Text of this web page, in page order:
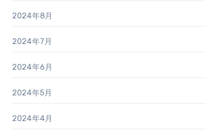
2024年8月
2024年7月
2024年6月
2024年5月
2024年4月